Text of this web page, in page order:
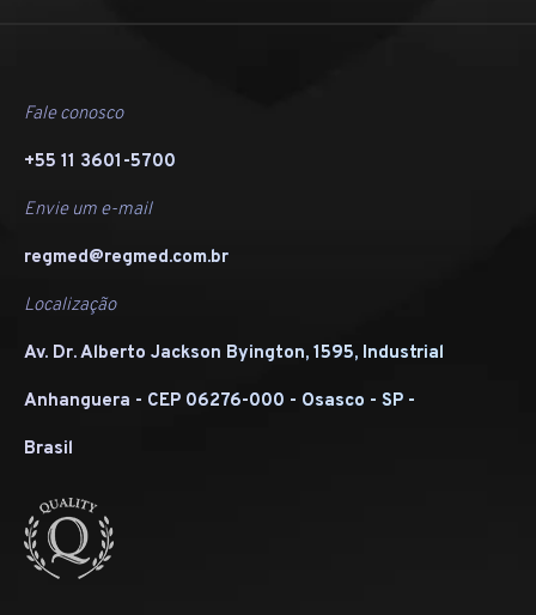
Fale conosco
+55 11 3601-5700
Envie um e-mail
regmed@regmed.com.br
Localização
Av. Dr. Alberto Jackson Byington, 1595, Industrial
Anhanguera - CEP 06276-000 - Osasco - SP -
Brasil